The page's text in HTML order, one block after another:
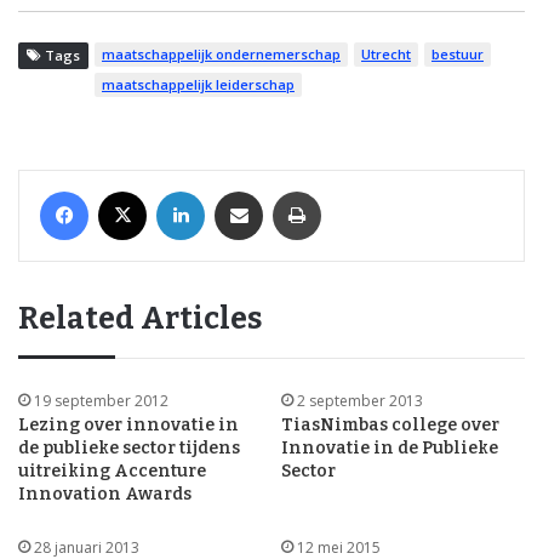
Tags maatschappelijk ondernemerschap Utrecht
bestuur
maatschappelijk leiderschap
Related Articles
19 september 2012
Lezing over innovatie in
de publieke sector tijdens
uitreiking Accenture
Innovation Awards
2 september 2013
TiasNimbas college over
Innovatie in de Publieke
Sector
28 januari 2013
12 mei 2015